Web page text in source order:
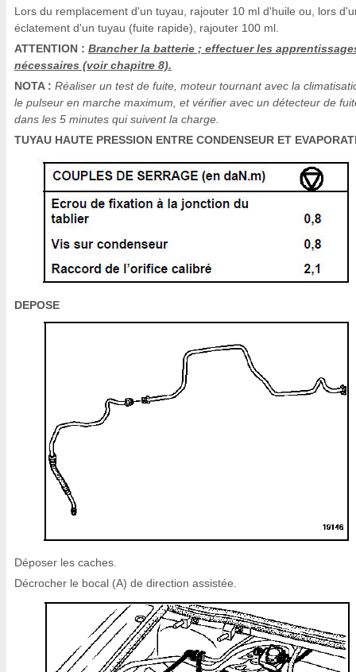
Lors du remplacement d'un tuyau, rajouter 10 ml d'huile ou, lors
éclatement d'un tuyau (fuite rapide), rajouter 100 ml.
ATTENTION : Brancher la batterie ; effectuer les
nécessaires (voir chapitre 8).
NOTA : Réaliser un test de fuite, moteur tournant avec la
le pulseur en marche maximum, et vérifier avec un détecteur de
dans les 5 minutes qui suivent la charge.
TUYAU HAUTE PRESSION ENTRE CONDENSEUR ET
DEPOSE
Déposer les caches.
Décrocher le bocal (A) de direction assistée.